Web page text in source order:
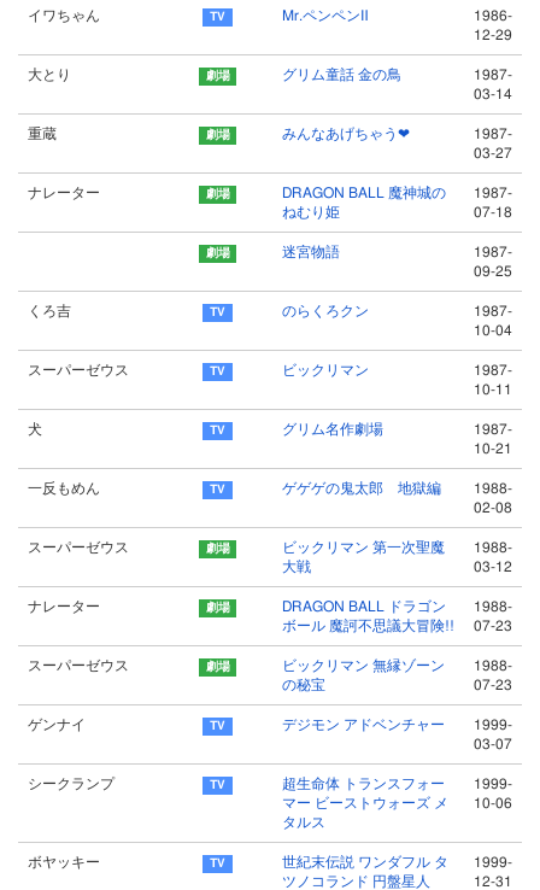
イワちゃん Mr.ペンペンⅡ
1986-
12-29
大とり グリム童話 金の鳥
1987-
03-14
重蔵 みんなあげちゃう❤
1987-
03-27
ナレーター
DRAGON BALL 魔神城の
ねむり姫
1987-
07-18
迷宮物語
1987-
09-25
くろ吉 のらくろクン
1987-
10-04
スーパーゼウス ビックリマン
1987-
10-11
犬 グリム名作劇場
1987-
10-21
一反もめん ゲゲゲの鬼太郎 地獄編
1988-
02-08
スーパーゼウス
ビックリマン 第一次聖魔
大戦
1988-
03-12
ナレーター
DRAGON BALL ドラゴン
ボール 魔訶不思議大冒険!!
1988-
07-23
スーパーゼウス
ビックリマン 無縁ゾーン
の秘宝
1988-
07-23
ゲンナイ デジモン アドベンチャー
1999-
03-07
シークランプ
超生命体 トランスフォー
マー ビーストウォーズ メ
タルス
1999-
10-06
ボヤッキー
世紀末伝説 ワンダフル タ
ツノコランド 円盤星人
1999-
12-31